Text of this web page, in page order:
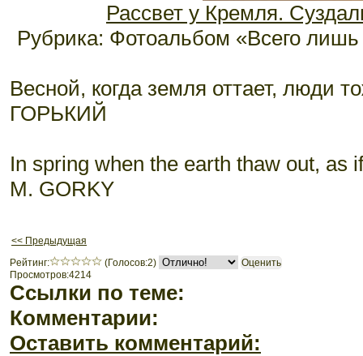
Рассвет у Кремля.
Рубрика: Фотоальбом «Всего
Весной, когда земля оттает, люди
ГОРЬКИЙ
In spring when the earth thaw out, as
M. GORKY
<< Предыдущая
Рeйтинг:
(Голосов:2)
Просмотров:4214
Ссылки по теме:
Комментарии:
Оставить комментарий: